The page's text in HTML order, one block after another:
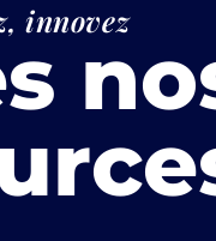
innovez